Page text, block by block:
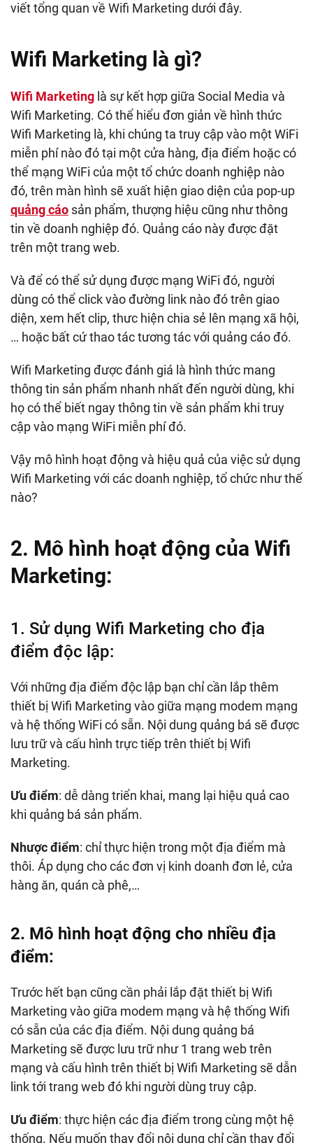
viết tổng quan về Wifi Marketing dưới đây.
Wifi Marketing là gì?
Wifi Marketing là sự kết hợp giữa Social Media và
Wifi Marketing. Có thể hiểu đơn giản về hình thức
Wifi Marketing là, khi chúng ta truy cập vào một WiFi
miễn phí nào đó tại một cửa hàng, địa điểm hoặc có
thể mạng WiFi của một tổ chức doanh nghiệp nào
đó, trên màn hình sẽ xuất hiện giao diện của pop-up
quảng cáo sản phẩm, thượng hiệu cũng như thông
tin về doanh nghiệp đó. Quảng cáo này được đặt
trên một trang web.
Và để có thể sử dụng được mạng WiFi đó, người
dùng có thể click vào đường link nào đó trên giao
diện, xem hết clip, thưc hiện chia sẻ lên mạng xã hội,
… hoặc bất cứ thao tác tương tác với quảng cáo đó.
Wifi Marketing được đánh giá là hình thức mang
thông tin sản phẩm nhanh nhất đến người dùng, khi
họ có thể biết ngay thông tin về sản phẩm khi truy
cập vào mạng WiFi miễn phí đó.
Vậy mô hình hoạt động và hiệu quả của việc sử dụng
Wifi Marketing với các doanh nghiệp, tổ chức như thế
nào?
2. Mô hình hoạt động của Wifi
Marketing:
1. Sử dụng Wifi Marketing cho địa
điểm độc lập:
Với những địa điểm độc lập bạn chỉ cần lắp thêm
thiết bị Wifi Marketing vào giữa mạng modem mạng
và hệ thống WiFi có sẵn. Nội dung quảng bá sẽ được
lưu trữ và cấu hình trực tiếp trên thiết bị Wifi
Marketing.
Ưu điểm: dễ dàng triển khai, mang lại hiệu quả cao
khi quảng bá sản phẩm.
Nhược điểm: chỉ thực hiện trong một địa điểm mà
thôi. Áp dụng cho các đơn vị kinh doanh đơn lẻ, cửa
hàng ăn, quán cà phê,…
2. Mô hình hoạt động cho nhiều địa
điểm:
Trước hết bạn cũng cần phải lắp đặt thiết bị Wifi
Marketing vào giữa modem mạng và hệ thống Wifi
có sẵn của các địa điểm. Nội dung quảng bá
Marketing sẽ được lưu trữ như 1 trang web trên
mạng và cấu hình trên thiết bị Wifi Marketing sẽ dẫn
link tới trang web đó khi người dùng truy cập.
Ưu điểm: thực hiện các địa điểm trong cùng một hệ
thống. Nếu muốn thay đổi nội dung chỉ cần thay đổi